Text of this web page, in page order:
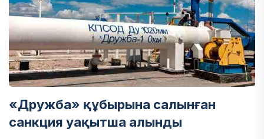
«Дружба» құбырына салынған
санкция уақытша алынды